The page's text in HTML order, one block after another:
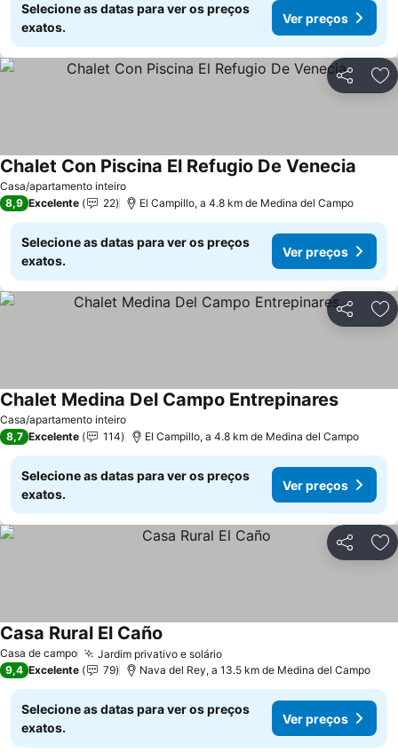
Selecione as datas para ver os preços
exatos.
Ver preços
Partilhar
Casa/apartamento inteiro
Chalet Con Piscina El Refugio De Venecia
8,9 Excelente 22 El Campillo, a 4.8 km de Medina del Campo
Selecione as datas para ver os preços
exatos.
Ver preços
Partilhar
Casa/apartamento inteiro
Chalet Medina Del Campo EntrepinaresVer
8,7 Excelente 114 El Campillo, a 4.8 km de Medina del Campo
Selecione as datas para ver os preços
exatos.
Ver preços
Partilhar
Casa de campo Jardim privativo e solárioVer preços
Casa Rural El Caño
9,4 Excelente 79 Nava del Rey, a 13.5 km de Medina del Campo
Selecione as datas para ver os preços
exatos.
Ver preços